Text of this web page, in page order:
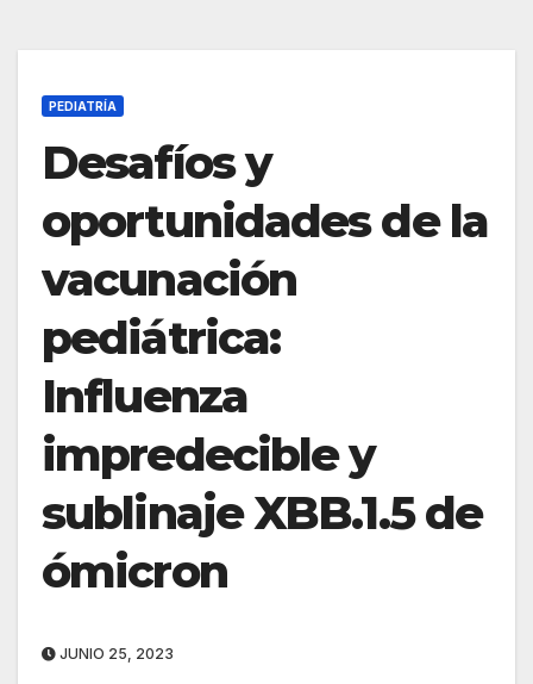
PEDIATRÍA
Desafíos y
oportunidades de la
vacunación
pediátrica:
Influenza
impredecible y
sublinaje XBB.1.5 de
ómicron
JUNIO 25, 2023